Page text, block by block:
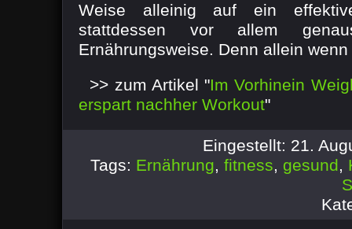
Weise alleinig auf ein
stattdessen vor allem
Ernährungsweise. Denn allein wenn
>> zum Artikel "Im Vorhinein
erspart nachher Workout"
Eingestellt: 21.
Tags: Ernährung, fitness, gesund,